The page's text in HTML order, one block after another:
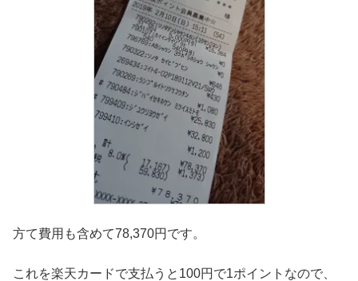
方て費用も含めて78,370円です。
これを楽天カードで支払うと100円で1ポイントなので、